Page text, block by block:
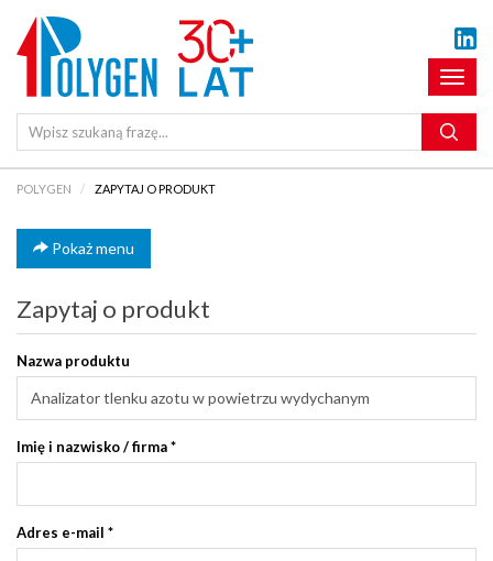
Pokaż
menu
POLYGEN ZAPYTAJ O PRODUKT
Pokaż menu
Zapytaj o produkt
Nazwa produktu
Imię i nazwisko / firma*
Adres e-mail *